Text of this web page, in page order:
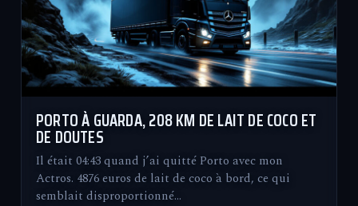
PORTO À GUARDA, 208 KM DE LAIT DE COCO ET
DE DOUTES
Il était 04:43 quand j’ai quitté Porto avec mon
Actros. 4876 euros de lait de coco à bord, ce qui
semblait disproportionné…